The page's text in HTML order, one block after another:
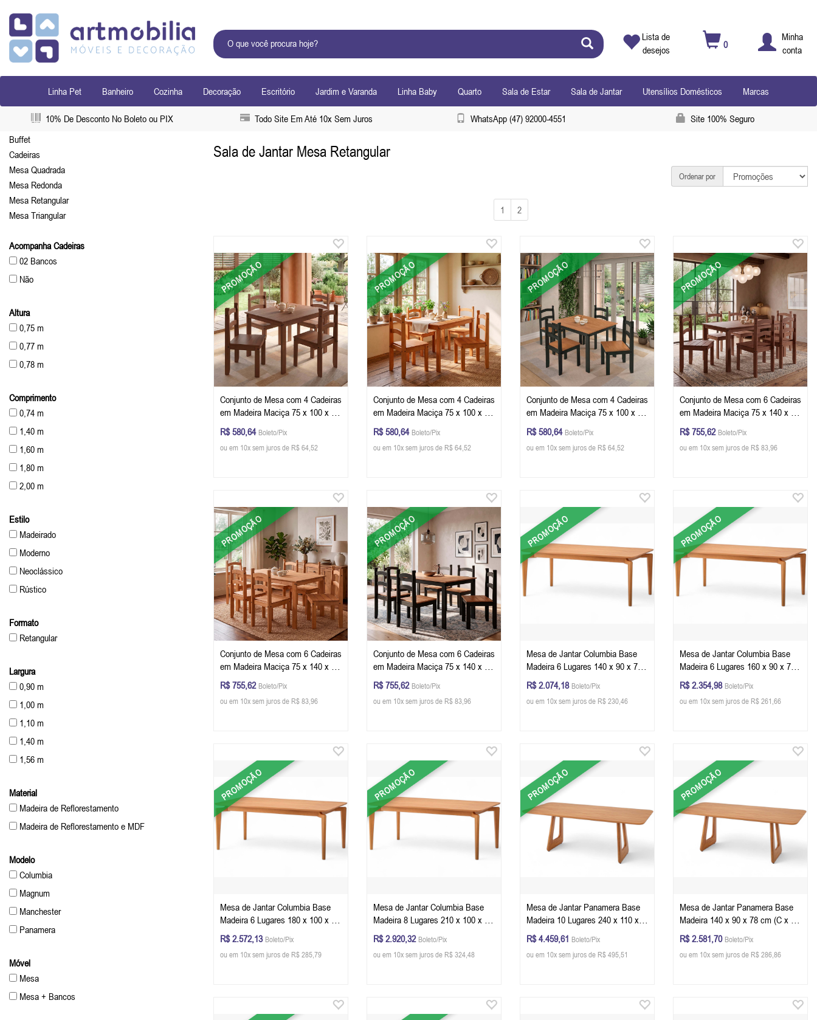
Lista de
desejos
0
Minha
conta
Linha Pet Banheiro Cozinha Decoração Escritório Jardim e Varanda Linha Baby Quarto Sala de Estar Sala de Jantar Utensílios Domésticos Marcas
10% De Desconto No Boleto ou PIX Todo Site Em Até 10x Sem Juros WhatsApp (47) 92000-4551
Site 100% Seguro
Buffet
Cadeiras
Mesa Quadrada
Mesa Redonda
Mesa Retangular
Mesa Triangular
Acompanha Cadeiras
02 Bancos
Não
Altura
0,75 m
0,77 m
0,78 m
Comprimento
0,74 m
1,40 m
1,60 m
1,80 m
2,00 m
2,20 m
2,40 m
Estilo
Madeirado
Moderno
Neoclássico
Rústico
Formato
Retangular
Largura
0,90 m
1,00 m
1,10 m
1,40 m
1,56 m
2,00 m
2,20 m
Material
Madeira de Reflorestamento
Madeira de Reflorestamento e MDF
Modelo
Columbia
Magnum
Manchester
Panamera
Móvel
Mesa
Mesa + Bancos
Sala de Jantar Mesa Retangular
Ordenar por
1 2
PROMOÇÃO
Conjunto de Mesa com 4 Cadeiras
em Madeira Maciça 75 x 100 x 75
(A x L x P) cm Cor Chocolate
R$ 580,64 Boleto/Pix
ou em 10x sem juros de R$ 64,52
PROMOÇÃO
Conjunto de Mesa com 4 Cadeiras
em Madeira Maciça 75 x 100 x 75
(A x L x P) cm Cor Mel
R$ 580,64 Boleto/Pix
ou em 10x sem juros de R$ 64,52
PROMOÇÃO
Conjunto de Mesa com 4 Cadeiras
em Madeira Maciça 75 x 100 x 75
(A x L x P) cm Cor Preto com Mel
R$ 580,64 Boleto/Pix
ou em 10x sem juros de R$ 64,52
PROMOÇÃO
Conjunto de Mesa com 6 Cadeiras
em Madeira Maciça 75 x 140 x 75
(A x L x P) cm Cor Chocolate
R$ 755,62 Boleto/Pix
ou em 10x sem juros de R$ 83,96
PROMOÇÃO
Conjunto de Mesa com 6 Cadeiras
em Madeira Maciça 75 x 140 x 75
(A x L x P) cm Cor Mel
R$ 755,62 Boleto/Pix
ou em 10x sem juros de R$ 83,96
PROMOÇÃO
Conjunto de Mesa com 6 Cadeiras
em Madeira Maciça 75 x 140 x 75
(A x L x P) cm Cor Preto Com Mel
R$ 755,62 Boleto/Pix
ou em 10x sem juros de R$ 83,96
PROMOÇÃO
Mesa de Jantar Columbia Base
Madeira 6 Lugares 140 x 90 x 78
cm (C x L x A) Retangular Cor
Champagne
R$ 2.074,18 Boleto/Pix
ou em 10x sem juros de R$ 230,46
PROMOÇÃO
Mesa de Jantar Columbia Base
Madeira 6 Lugares 160 x 90 x 78
cm (C x L x A) Retangular Cor
Champagne
R$ 2.354,98 Boleto/Pix
ou em 10x sem juros de R$ 261,66
PROMOÇÃO
Mesa de Jantar Columbia Base
Madeira 6 Lugares 180 x 100 x 78
cm (C x L x A) Retangular Cor
Champagne
R$ 2.572,13 Boleto/Pix
ou em 10x sem juros de R$ 285,79
PROMOÇÃO
Mesa de Jantar Columbia Base
Madeira 8 Lugares 210 x 100 x 78
cm (C x L x A) Retangular Cor
Champagne
R$ 2.920,32 Boleto/Pix
ou em 10x sem juros de R$ 324,48
PROMOÇÃO
Mesa de Jantar Panamera Base
Madeira 10 Lugares 240 x 110 x
78 cm (C x L x A) Retangular Cor
Champagne
R$ 4.459,61 Boleto/Pix
ou em 10x sem juros de R$ 495,51
PROMOÇÃO
Mesa de Jantar Panamera Base
Madeira 140 x 90 x 78 cm (C x L
x A) Retangular Cor Champagne
R$ 2.581,70 Boleto/Pix
ou em 10x sem juros de R$ 286,86